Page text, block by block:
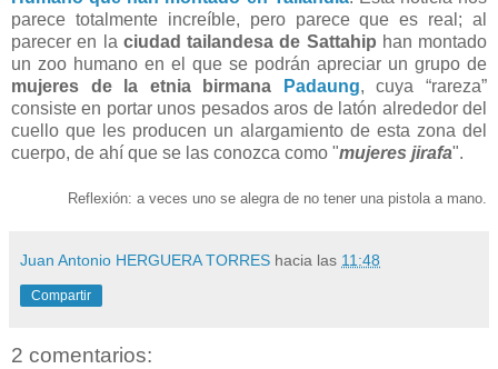
parece totalmente increíble, pero parece que es real; al
parecer en la ciudad tailandesa de Sattahip han montado
un zoo humano en el que se podrán apreciar un grupo de
mujeres de la etnia birmana
Padaung, cuya “rareza”
consiste en portar unos pesados aros de latón alrededor del
cuello que les producen un alargamiento de esta zona del
cuerpo, de ahí que se las conozca como "mujeres jirafa".
Reflexión: a veces uno se alegra de no tener una pistola a mano.
Juan Antonio HERGUERA TORRES hacia las 11:48
Compartir
2 comentarios: